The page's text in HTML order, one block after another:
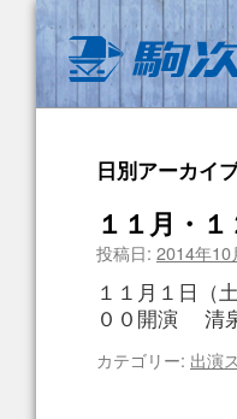
日別アーカイ
１１月・
投稿日: 2014年10
１１月１日（
００開演 清
カテゴリー: 出演